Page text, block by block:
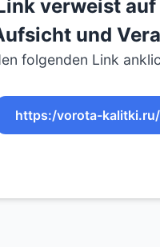
verweist
und
folgenden Link
https:/vorota-kalitki.ru/